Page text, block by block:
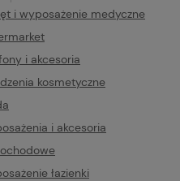
i wyposażenie medyczne
i akcesoria
kosmetyczne
i akcesoria
łazienki